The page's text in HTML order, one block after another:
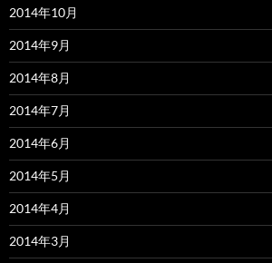
2014年10月
2014年9月
2014年8月
2014年7月
2014年6月
2014年5月
2014年4月
2014年3月